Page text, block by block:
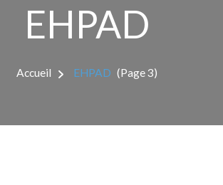
EHPAD
Accueil EHPAD (Page 3)